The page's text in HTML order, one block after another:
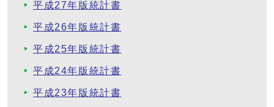
平成27年版統計書
平成26年版統計書
平成25年版統計書
平成24年版統計書
平成23年版統計書